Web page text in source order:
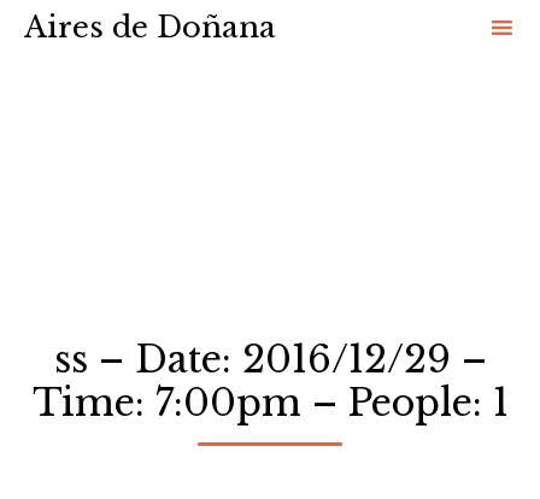
Aires de Doñana
ss – Date: 2016/12/29 –
Time: 7:00pm – People: 1